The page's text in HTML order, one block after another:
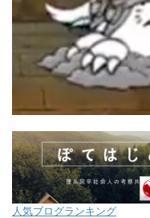
人気ブログランキング